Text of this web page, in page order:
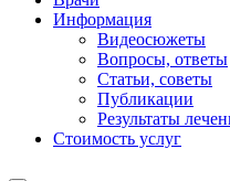
Информация
Видеосюжеты
Вопросы, ответы
Статьи, советы
Публикации
Результаты
Стоимость услуг